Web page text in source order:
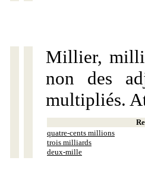
Millier,
non des
multipliés.
quatre-cents millions
trois milliards
deux-mille